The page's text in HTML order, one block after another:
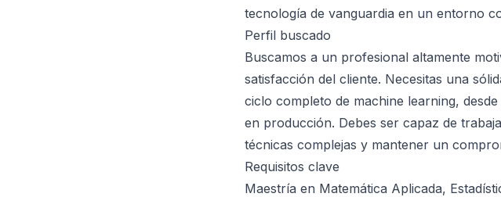
tecnología de vanguardia en un entorno
Perfil buscado
Buscamos a un profesional altamente
satisfacción del cliente. Necesitas una
ciclo completo de machine learning,
en producción. Debes ser capaz de
técnicas complejas y mantener un
Requisitos clave
Maestría en Matemática Aplicada,